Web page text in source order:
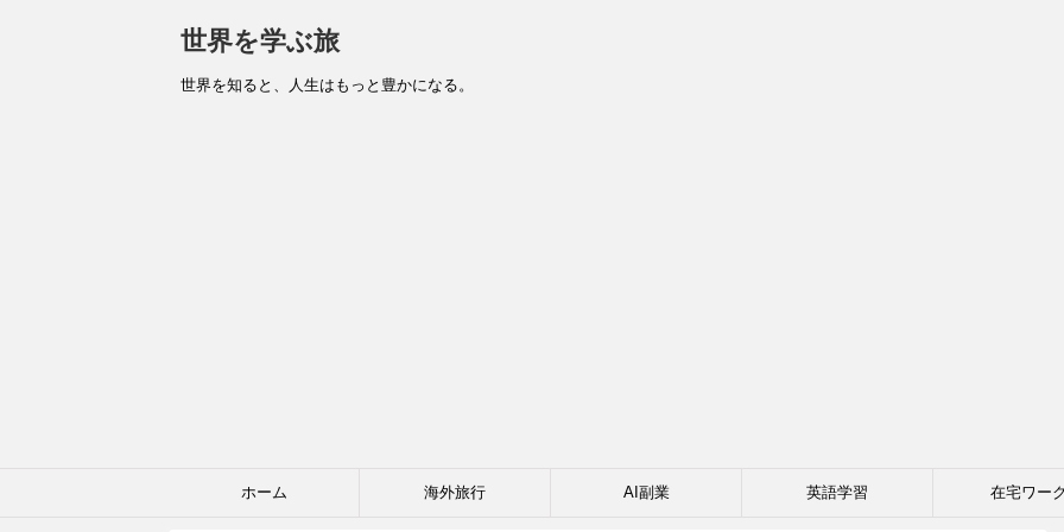
世界を学ぶ旅
世界を知ると、人生はもっと豊かになる。
ホーム 海外旅行 AI副業 英語学習 在宅ワー